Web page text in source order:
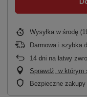
Wysyłka w środę
Darmowa i szybka
14 dni na łatwy
Sprawdź, w
Bezpieczne zakupy